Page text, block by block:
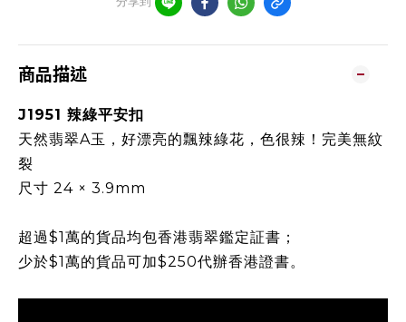
商品描述
J1951 辣綠平安扣
天然翡翠A玉，好漂亮的飄辣綠花，色很辣！完美無紋
裂
尺寸 24 × 3.9mm
超過$1萬的貨品均包香港翡翠鑑定証書；
少於$1萬的貨品可加$250代辦香港證書。